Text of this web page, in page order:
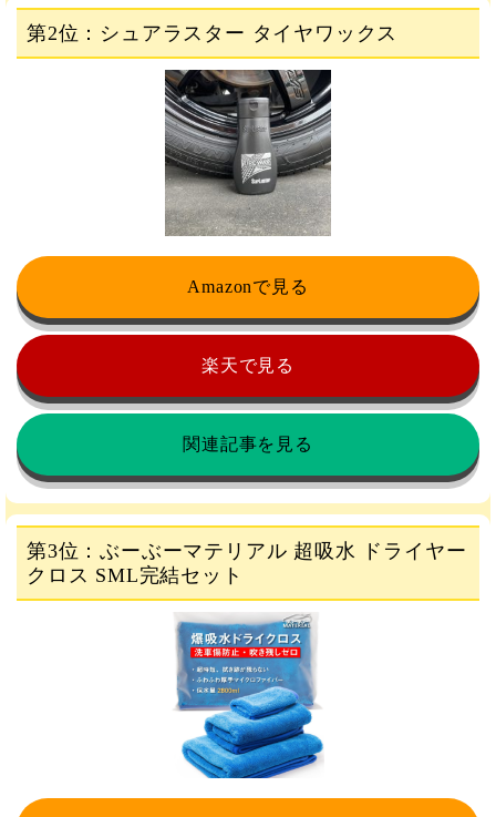
第2位：シュアラスター タイヤワックス
Amazonで見る
楽天で見る
関連記事を見る
第3位：ぶーぶーマテリアル 超吸水 ドライヤー
クロス SML完結セット